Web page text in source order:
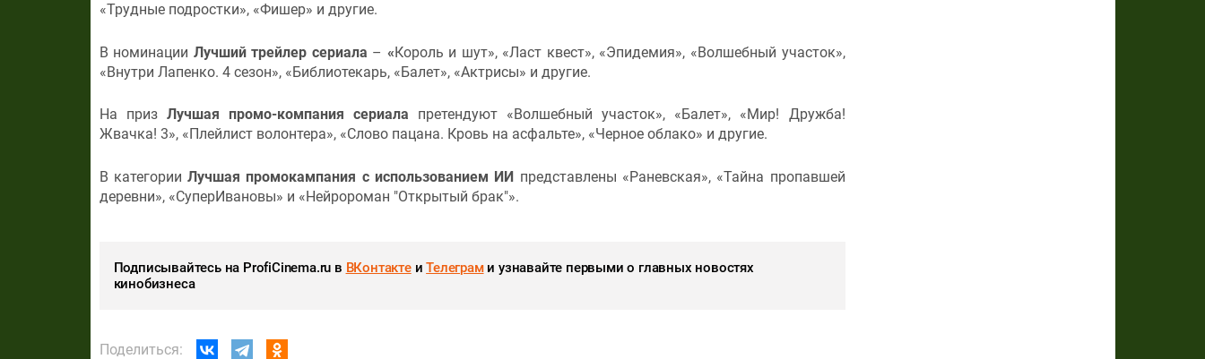
«Трудные подростки», «Фишер» и другие.
В номинации Лучший трейлер сериала – «Король и шут», «Ласт квест», «Эпидемия», «Волшебный участок»,
«Внутри Лапенко. 4 сезон», «Библиотекарь, «Балет», «Актрисы» и другие.
На приз Лучшая промо-компания сериала претендуют «Волшебный участок», «Балет», «Мир! Дружба!
Жвачка! 3», «Плейлист волонтера», «Слово пацана. Кровь на асфальте», «Черное облако» и другие.
В категорииЛучшая промокампания с использованием ИИ представлены «Раневская», «Тайна пропавшей
деревни», «СуперИвановы» и «Нейророман "Открытый брак"».
Подписывайтесь на ProfiCinema.ru в ВКонтактеиТелеграми узнавайте первыми о главных новостях
кинобизнеса
Поделиться: